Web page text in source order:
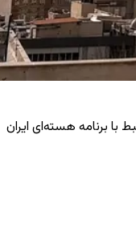
با برنامه هسته‌ای ایران